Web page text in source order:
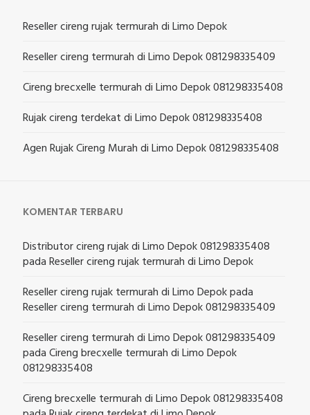
Reseller cireng rujak termurah di Limo Depok
Reseller cireng termurah di Limo Depok 081298335409
Cireng brecxelle termurah di Limo Depok 081298335408
Rujak cireng terdekat di Limo Depok 081298335408
Agen Rujak Cireng Murah di Limo Depok 081298335408
KOMENTAR TERBARU
Distributor cireng rujak di Limo Depok 081298335408
padaReseller cireng rujak termurah di Limo Depok
Reseller cireng rujak termurah di Limo Depokpada
Reseller cireng termurah di Limo Depok 081298335409
Reseller cireng termurah di Limo Depok 081298335409
padaCireng brecxelle termurah di Limo Depok
081298335408
Cireng brecxelle termurah di Limo Depok 081298335408